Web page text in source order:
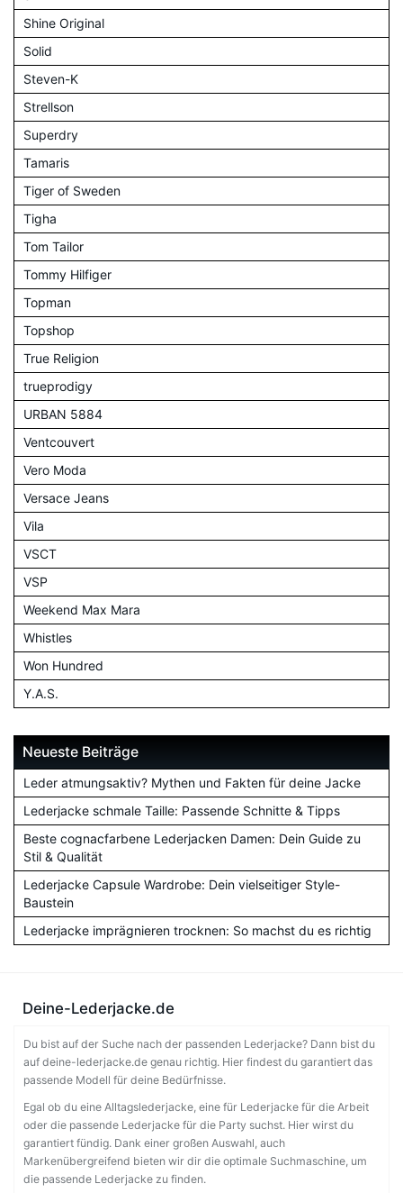
Shine Original
Solid
Steven-K
Strellson
Superdry
Tamaris
Tiger of Sweden
Tigha
Tom Tailor
Tommy Hilfiger
Topman
Topshop
True Religion
trueprodigy
URBAN 5884
Ventcouvert
Vero Moda
Versace Jeans
Vila
VSCT
VSP
Weekend Max Mara
Whistles
Won Hundred
Y.A.S.
Neueste Beiträge
Leder atmungsaktiv? Mythen und Fakten für deine Jacke
Lederjacke schmale Taille: Passende Schnitte & Tipps
Beste cognacfarbene Lederjacken Damen: Dein Guide zu
Stil & Qualität
Lederjacke Capsule Wardrobe: Dein vielseitiger Style-
Baustein
Lederjacke imprägnieren trocknen: So machst du es richtig
Deine-Lederjacke.de
Du bist auf der Suche nach der passenden Lederjacke? Dann bist du
auf deine-lederjacke.de genau richtig. Hier findest du garantiert das
passende Modell für deine Bedürfnisse.
Egal ob du eine Alltagslederjacke, eine für Lederjacke für die Arbeit
oder die passende Lederjacke für die Party suchst. Hier wirst du
garantiert fündig. Dank einer großen Auswahl, auch
Markenübergreifend bieten wir dir die optimale Suchmaschine, um
die passende Lederjacke zu finden.